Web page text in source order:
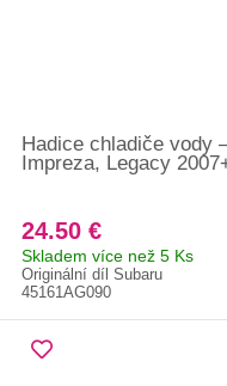
Hadice chladiče vody
Impreza, Legacy
24.50 €
Skladem více než 5 Ks
Originální díl Subaru
45161AG090